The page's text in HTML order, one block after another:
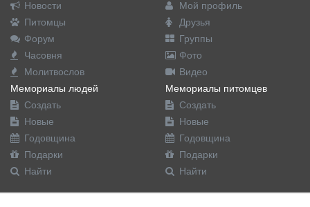
Новости
Питомцы
Форум
Часовня
Молитвослов
Мой профиль
Друзья
Группы
Фото
Видео
Мемориалы людей
Создать
Новые
Годовщина
Подарки
Найти
Мемориалы питомцев
Создать
Новые
Годовщина
Подарки
Найти